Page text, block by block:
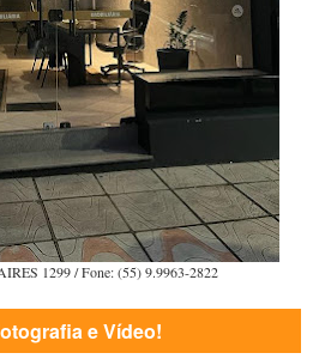
1299 / Fone: (55) 9.9963-2822
e Vídeo!